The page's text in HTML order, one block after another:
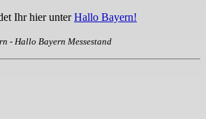
Ihr hier unterHallo Bayern!
- Hallo Bayern Messestand